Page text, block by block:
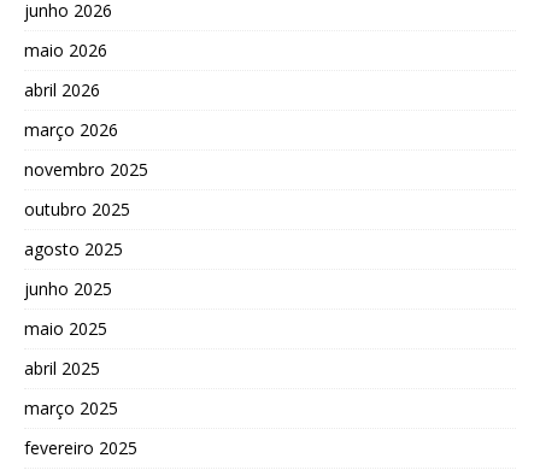
junho 2026
maio 2026
abril 2026
março 2026
novembro 2025
outubro 2025
agosto 2025
junho 2025
maio 2025
abril 2025
março 2025
fevereiro 2025